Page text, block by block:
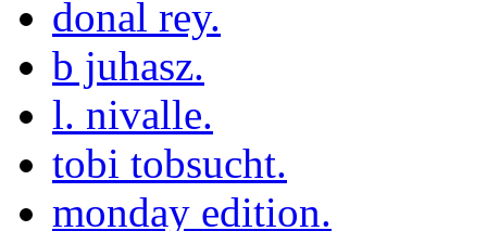
donal rey.
b juhasz.
l. nivalle.
tobi tobsucht.
monday edition.